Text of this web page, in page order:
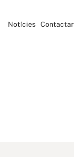
Notícies Contactar